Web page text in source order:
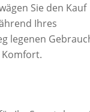
Sie den Kauf
Ihres
legenen
Komfort.